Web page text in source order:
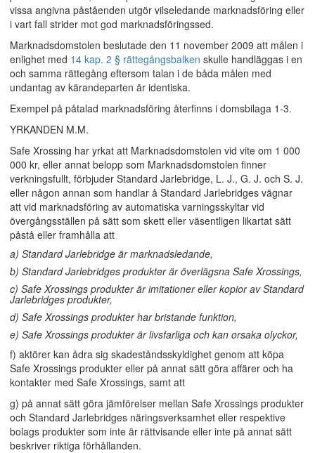
vissa angivna påståenden utgör vilseledande marknadsföring eller
i vart fall strider mot god marknadsföringssed.
Marknadsdomstolen beslutade den 11 november 2009 att målen i
enlighet med 14 kap. 2 § rättegångsbalken skulle handläggas i en
och samma rättegång eftersom talan i de båda målen med
undantag av kärandeparten är identiska.
Exempel på påtalad marknadsföring återfinns i domsbilaga 1-3.
YRKANDEN M.M.
Safe Xrossing har yrkat att Marknadsdomstolen vid vite om 1 000
000 kr, eller annat belopp som Marknadsdomstolen finner
verkningsfullt, förbjuder Standard Jarlebridge, L. J., G. J. och S. J.
eller någon annan som handlar å Standard Jarlebridges vägnar
att vid marknadsföring av automatiska varningsskyltar vid
övergångsställen på sätt som skett eller väsentligen likartat sätt
påstå eller framhålla att
a) Standard Jarlebridge är marknadsledande,
b) Standard Jarlebridges produkter är överlägsna Safe Xrossings,
c) Safe Xrossings produkter är imitationer eller kopior av Standard
Jarlebridges produkter,
d) Safe Xrossings produkter har bristande funktion,
e) Safe Xrossings produkter är livsfarliga och kan orsaka olyckor,
f) aktörer kan ådra sig skadeståndsskyldighet genom att köpa
Safe Xrossings produkter eller på annat sätt göra affärer och ha
kontakter med Safe Xrossings, samt att
g) på annat sätt göra jämförelser mellan Safe Xrossings produkter
och Standard Jarlebridges näringsverksamhet eller respektive
bolags produkter som inte är rättvisande eller inte på annat sätt
beskriver riktiga förhållanden.